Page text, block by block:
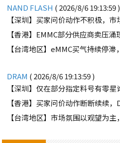
NAND FLASH ( 2026/8/6 19:13:59 )
【深圳】买家问价动作不积极，
【香港】EMMC部分供应商卖压
【台湾地区】eMMC买气持续停
DRAM ( 2026/8/6 19:13:59 )